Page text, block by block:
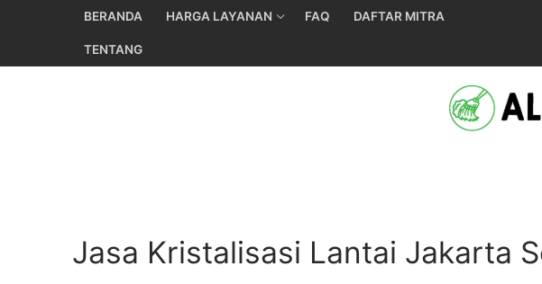
BERANDA HARGA LAYANAN FAQ DAFTAR MITRA
TENTANG
Jasa Kristalisasi Lantai Jakarta